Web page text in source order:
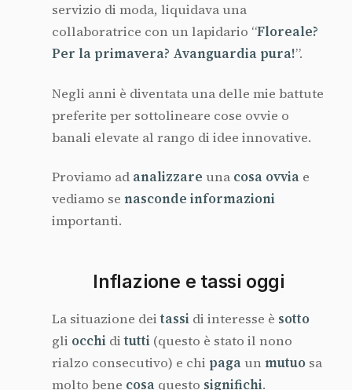
servizio di moda, liquidava una
collaboratrice con un lapidario “Floreale?
Per la primavera? Avanguardia pura!”.
Negli anni è diventata una delle mie battute
preferite per sottolineare cose ovvie o
banali elevate al rango di idee innovative.
Proviamo ad analizzare una cosa ovvia e
vediamo se nasconde informazioni
importanti.
Inflazione e tassi oggi
La situazione deitassi di interesse è sotto
gli occhi ditutti (questo è stato il nono
rialzo consecutivo) e chi pagaunmutuo sa
molto bene cosa questo significhi.